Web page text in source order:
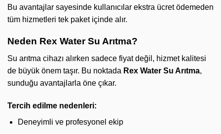
Bu avantajlar sayesinde kullanıcılar ekstra ücret ödemeden
tüm hizmetleri tek paket içinde alır.
Neden Rex Water Su Arıtma?
Su arıtma cihazı alırken sadece fiyat değil, hizmet kalitesi
de büyük önem taşır. Bu noktada Rex Water Su Arıtma,
sunduğu avantajlarla öne çıkar.
Tercih edilme nedenleri:
Deneyimli ve profesyonel ekip